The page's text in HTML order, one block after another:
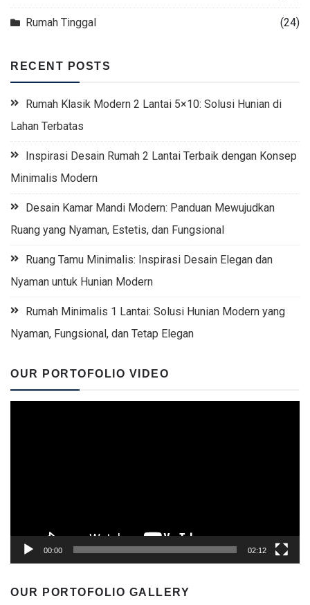
Rumah Tinggal (24)
RECENT POSTS
Rumah Klasik Modern 2 Lantai 5×10: Solusi Hunian di
Lahan Terbatas
Inspirasi Desain Rumah 2 Lantai Terbaik dengan Konsep
Minimalis Modern
Desain Kamar Mandi Modern: Panduan Mewujudkan
Ruang yang Nyaman, Estetis, dan Fungsional
Ruang Tamu Minimalis: Inspirasi Desain Elegan dan
Nyaman untuk Hunian Modern
Rumah Minimalis 1 Lantai: Solusi Hunian Modern yang
Nyaman, Fungsional, dan Tetap Elegan
OUR PORTOFOLIO VIDEO
00:00 02:12
OUR PORTOFOLIO GALLERY